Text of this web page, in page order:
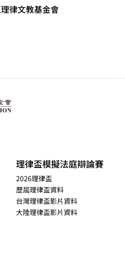
律文教基金會
理律盃模擬法庭辯論賽
2026理律盃
歷屆理律盃資料
台灣理律盃影片資料
大陸理律盃影片資料